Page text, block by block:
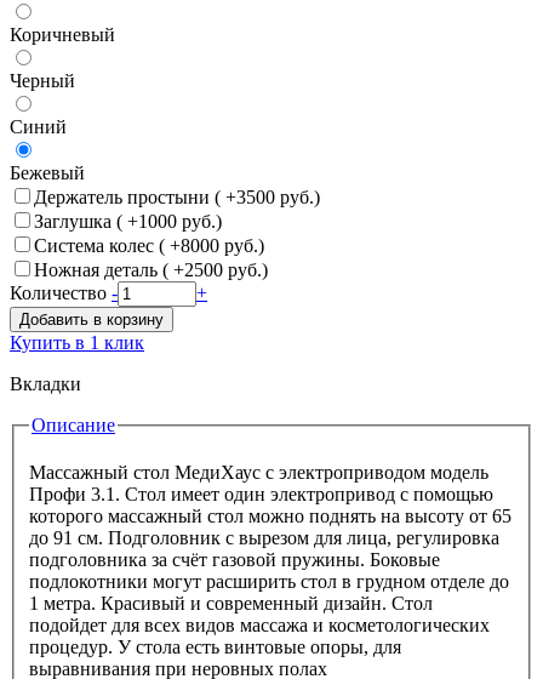
Коричневый
Черный
Синий
Бежевый
Держатель простыни ( +3500 руб.)
Заглушка ( +1000 руб.)
Система колес ( +8000 руб.)
Ножная деталь ( +2500 руб.)
Количество - +
Добавить в корзину
Купить в 1 клик
Вкладки
Описание
Массажный стол МедиХаус с электроприводом модель
Профи 3.1. Стол имеет один электропривод с помощью
которого массажный стол можно поднять на высоту от 65
до 91 см. Подголовник с вырезом для лица, регулировка
подголовника за счёт газовой пружины. Боковые
подлокотники могут расширить стол в грудном отделе до
1 метра. Красивый и современный дизайн. Стол
подойдет для всех видов массажа и косметологических
процедур. У стола есть винтовые опоры, для
выравнивания при неровных полах